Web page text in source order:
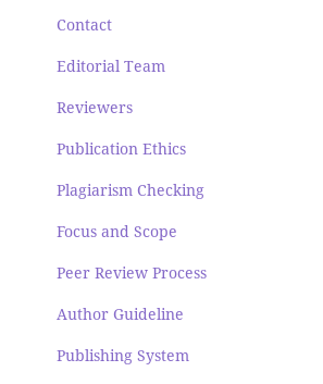
Contact
Editorial Team
Reviewers
Publication Ethics
Plagiarism Checking
Focus and Scope
Peer Review Process
Author Guideline
Publishing System